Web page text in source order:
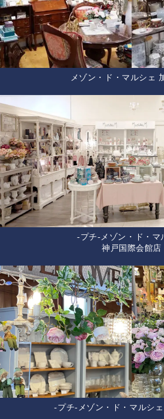
メゾン・ド・マルシェ
-プチ-メゾン・ド・マ
神戸国際会館店
-プチ-メゾン・ド・マルシ